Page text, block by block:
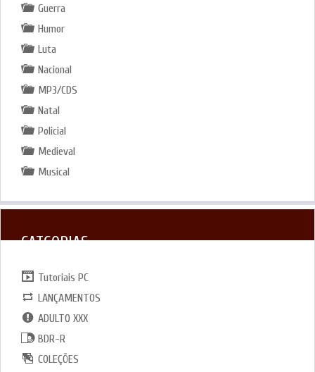
Guerra
Humor
Luta
Nacional
MP3/CDS
Natal
Policial
Medieval
Musical
CATGORIAS
Tutoriais PC
LANÇAMENTOS
ADULTO XXX
BDR-R
COLEÇÕES